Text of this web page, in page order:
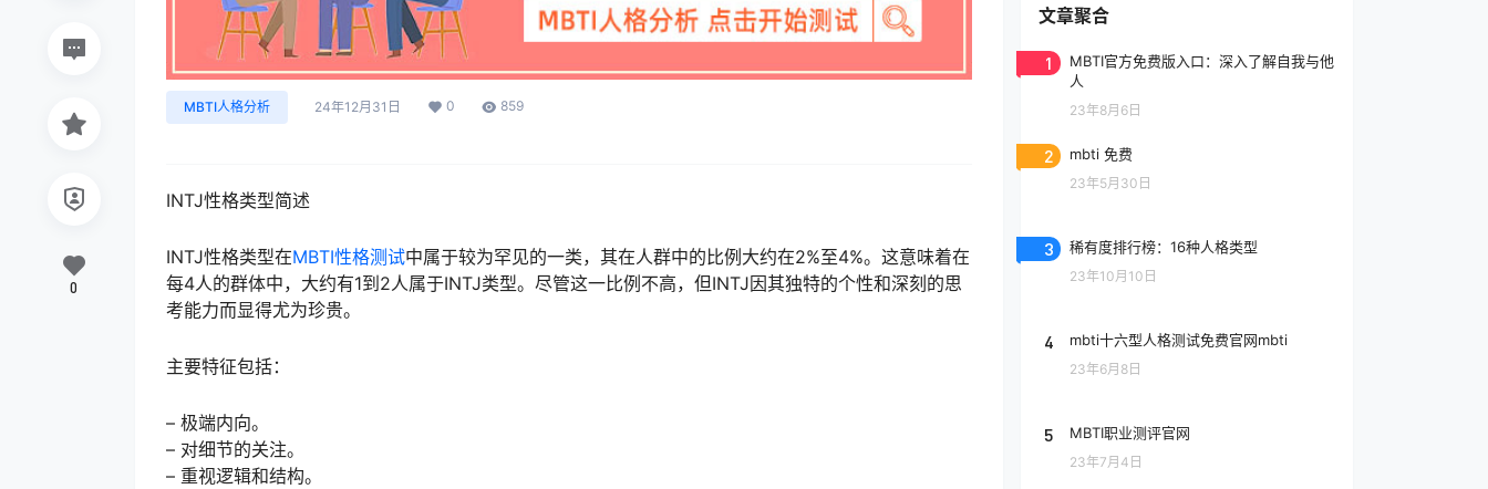
MBTI人格分析 24年12月31日 0 859
INTJ性格类型简述
INTJ性格类型在MBTI性格测试中属于较为罕见的一类，其在人群中的比例大约在2%至4%。这意味着在
每4人的群体中，大约有1到2人属于INTJ类型。尽管这一比例不高，但INTJ因其独特的个性和深刻的思
考能力而显得尤为珍贵。
主要特征包括：
– 极端内向。
– 对细节的关注。
– 重视逻辑和结构。
0
文章聚合
1
MBTI官方免费版入口：深入了解自我与他
人
23年8月6日
2 mbti 免费
23年5月30日
3 稀有度排行榜：16种人格类型
23年10月10日
4 mbti十六型人格测试免费官网mbti
23年6月8日
5 MBTI职业测评官网
23年7月4日